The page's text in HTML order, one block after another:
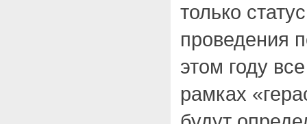
только
проведения
этом году
рамках